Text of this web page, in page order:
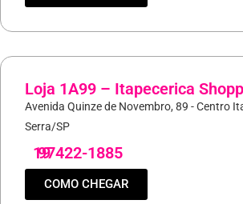
Loja 1A99 – Itapecerica
Avenida Quinze de Novembro, 89 - Centro
Serra/SP
19
97422-1885
COMO CHEGAR